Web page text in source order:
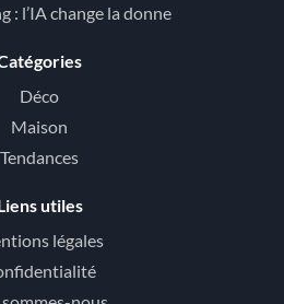
: l’IA change la donne
Déco
Maison
Tendances
utiles
légales